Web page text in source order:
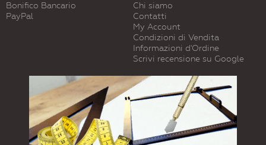
Bonifico Bancario
PayPal
Chi siamo
Contatti
My Account
Condizioni di Vendita
Informazioni d'Ordine
Scrivi recensione su Google